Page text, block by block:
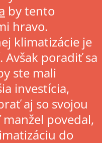
by tento
hravo.
klimatizácie je
poradiť sa
ste mali
investícia,
aj so svojou
povedal,
do